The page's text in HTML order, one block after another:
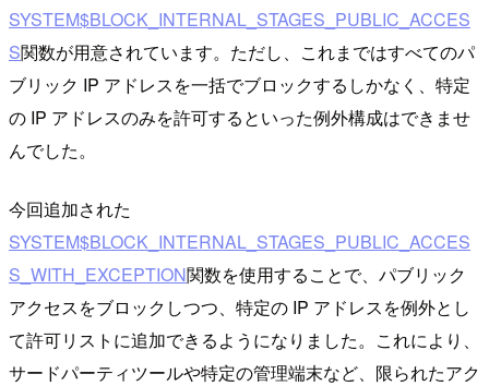
SYSTEM$BLOCK_INTERNAL_STAGES_PUBLIC_ACCES
S関数が用意されています。ただし、これまではすべてのパ
ブリック IP アドレスを一括でブロックするしかなく、特定
の IP アドレスのみを許可するといった例外構成はできませ
んでした。
今回追加された
SYSTEM$BLOCK_INTERNAL_STAGES_PUBLIC_ACCES
S_WITH_EXCEPTION関数を使用することで、パブリック
アクセスをブロックしつつ、特定の IP アドレスを例外とし
て許可リストに追加できるようになりました。これにより、
サードパーティツールや特定の管理端末など、限られたアク